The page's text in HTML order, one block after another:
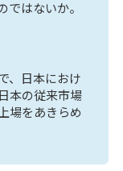
ではないか。
、日本におけ
本の従来市場
場をあきらめ